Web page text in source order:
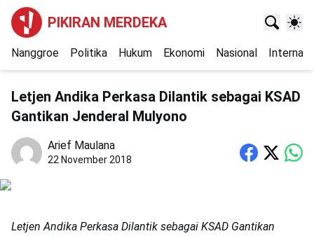
PIKIRAN MERDEKA
Nanggroe Politika Hukum Ekonomi Nasional
Letjen Andika Perkasa Dilantik sebagai KSAD
Gantikan Jenderal Mulyono
Arief Maulana
22 November 2018
Letjen Andika Perkasa Dilantik sebagai KSAD Gantikan